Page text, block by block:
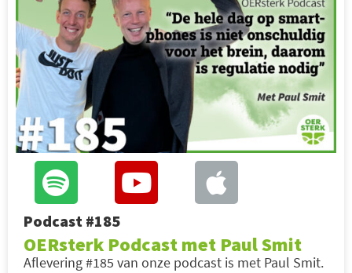
Podcast #185
OERsterk Podcast met Paul Smit
Aflevering #185 van onze podcast is met Paul Smit.